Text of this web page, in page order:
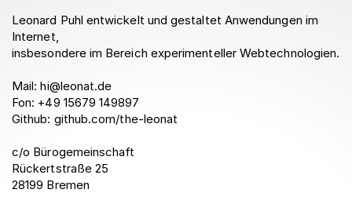
Leonard Puhl entwickelt und gestaltet Anwendungen im
Internet,
insbesondere im Bereich experimenteller Webtechnologien.
Mail:hi@leonat.de
Fon: +49 15679 149897
Github: github.com/the-leonat
c/o Bürogemeinschaft
Rückertstraße 25
28199 Bremen